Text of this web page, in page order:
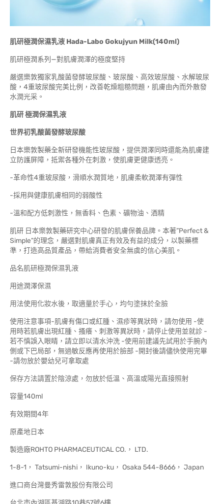
肌研極潤保濕乳液 Hada-Labo Gokujyun Milk(140ml)
肌研極潤系列—對肌膚潤澤的極度堅持
嚴選樂敦獨家乳酸菌發酵玻尿酸、玻尿酸、高效玻尿酸、水解玻尿
酸，4重玻尿酸完美比例，改善乾燥粗糙問題，肌膚由內而外散發
水潤光采。
肌研 極潤保濕乳液
世界初乳酸菌發酵玻尿酸
日本樂敦製藥全新研發機能性玻尿酸，提供潤澤同時還能為肌膚建
立防護屏障，抵禦各種外在刺激，使肌膚更健康透亮。
-革命性4重玻尿酸，滑順水潤質地，肌膚柔軟潤澤有彈性
-採用與健康肌膚相同的弱酸性
-溫和配方低刺激性，無香料、色素、礦物油、酒精
肌研 日本樂敦製藥研究中心研發的肌膚保養品牌。本著”Perfect &
Simple”的理念，嚴選對肌膚真正有效及有益的成分，以製藥標
準，打造高品質產品，帶給消費者安全無虞的信心美肌。
品名肌研極潤保濕乳液
用途潤澤保濕
用法使用化妝水後，取適量於手心，均勻塗抹於全臉
使用注意事項-肌膚有傷口或紅腫、濕疹等異狀時，請勿使用 -使
用時若肌膚出現紅腫、搔癢、刺激等異狀時，請停止使用並就診 -
若不慎誤入眼睛，請立即以清水沖洗 -使用前建議先試用於手腕內
側或下巴局部，無過敏反應再使用於臉部 -開封後請儘快使用完畢
-請勿放於嬰幼兒可拿取處
保存方法請置於陰涼處，勿放於低溫、高溫或陽光直接照射
容量140ml
有效期間4年
原產地日本
製造廠ROHTO PHARMACEUTICAL CO.， LTD.
1-8-1， Tatsumi-nishi， Ikuno-ku， Osaka 544-8666， Japan
進口商台灣曼秀雷敦股份有限公司